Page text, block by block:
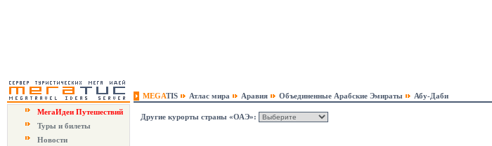
MEGATIS Атлас мира Аравия Объединенные Арабские Эмираты
Абу-Даби
МегаИдеи Путешествий
Туры и билеты
Новости
Другие курорты страны «ОАЭ»: